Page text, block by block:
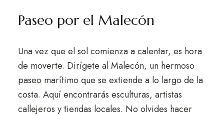
Paseo por el Malecón
Una vez que el sol comienza a calentar, es hora
de moverte. Dirígete al Malecón, un hermoso
paseo marítimo que se extiende a lo largo de la
costa. Aquí encontrarás esculturas, artistas
callejeros y tiendas locales. No olvides hacer